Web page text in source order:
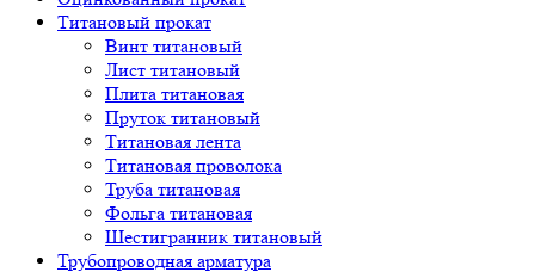
Титановый прокат
Винт титановый
Лист титановый
Плита титановая
Пруток титановый
Титановая лента
Титановая проволока
Труба титановая
Фольга титановая
Шестигранник титановый
Трубопроводная арматура